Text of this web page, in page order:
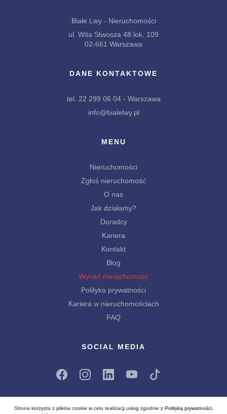
Białe Lwy - Nieruchomości
ul. Wita Stwosza 48 lok. 109
02-661 Warszawa
DANE KONTAKTOWE
tel. 22 299 06 04 - Warszawa
info@bialelwy.pl
MENU
Nieruchomości
Zgłoś nieruchomość
O nas
Jak działamy?
Doradcy
Kariera
Kontakt
Blog
Wyceń nieruchomość
Polityka prywatności
Kariera w nieruchomościach
FAQ
SOCIAL MEDIA
Strona korzysta z plików cookie w celu realizacji usług zgodnie z Polityką prywatności.